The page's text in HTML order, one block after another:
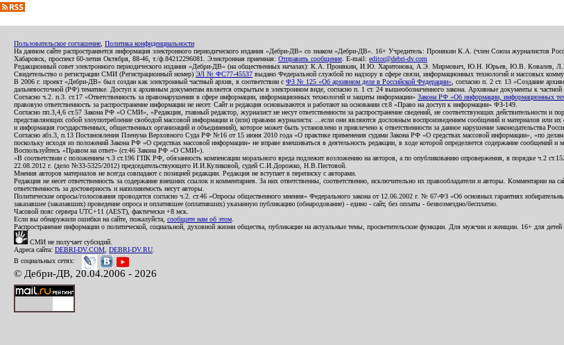
Пользовательское соглашение Политика конфиденциальности
На данном сайте распространяется информация электронного периодического издания «Дебри-ДВ» со знаком «Дебри-ДВ». 16+ Учредитель: Пронякин К.А. (член Союза журналистов
Хабаровск, проспект 60-летия Октября, 88-46, т./ф.84212296081. Электронная приемная: Отправить сообщение . E-mail: editor@debri-dv.com
Редакционный совет электронного периодического издания «Дебри-ДВ» (на общественных началах): К.А. Пронякин, И.Ю. Харитонова, А.Э. Мирмович, Ю.Н. Юрьев, Ю.В.
Свидетельство о регистрации СМИ (Регистрационный номер) ЭЛ № ФС77-45537 выдано Федеральной службой по надзору в сфере связи, информационных технологий и массовых
В 2006 г. проект «Дебри-ДВ» был создан как электронный частный архив, в соответствии с ФЗ № 125 «Об архивном деле в Российской Федерации» , согласно п. 2 ст. 13 «Создание
дальневосточной (РФ) тематике. Доступ к архивным документам является открытым в электронном виде, согласно п. 1 ст. 24 вышеобозначенного закона. Архивные документы к частной
Согласно ч.2. п.3. ст.17 «Ответственность за правонарушения в сфере информации, информационных технологий и защиты информации» Закона РФ «Об информации, информационных
правовую ответственность за распространение информации не несет. Сайт и редакция основываются и работают на основании ст.8 «Право на доступ к информации» ФЗ-149.
Согласно пп.3,4,6 ст.57 Закона РФ «О СМИ», «Редакция, главный редактор, журналист не несут ответственности за распространение сведений, не соответствующих действительности
представляющих собой злоупотребление свободой массовой информации и (или) правами журналиста: ...если они являются дословным воспроизведением сообщений и материалов или
и информация государственных, общественных организаций и объединений), которое может быть установлено и привлечено к ответственности за данное нарушение законодательства
Согласно абз.3, п.13 Постановления Пленума Верховного Суда РФ №16 от 15 июня 2010 года «О практике применения судами Закона РФ «О средствах массовой информации», «по
поскольку исходя из положений Закона РФ «О средствах массовой информации» не вправе вмешиваться в деятельность редакции, в ходе которой определяется содержание сообщений и
Воспользуйтесь «Правом на ответ» (ст.46 Закона РФ «О СМИ»).
«В соответствии с положением ч.3 ст.196 ГПК РФ, обязанность компенсации морального вреда подлежит возложению на авторов, а по опубликованию опровержения, в порядке ч.2
22.08.2012 г. (дело №33-5325/2012) председательствующего И.И.Куликовой, судей С.И.Дорожко, Н.В.Пестовой.
Мнения авторов материалов не всегда совпадают с позицией редакции. Редакция не вступает в переписку с авторами.
Редакция не несет ответственность за содержание внешних ссылок и комментариев. За них ответственны, соответственно, исключительно их правообладатели и авторы. Комментарии
ответственность за достоверность и наполняемость несут авторы.
Политические опросы/голосования проводятся согласно ч.2. ст.46 «Опросы общественного мнения» Федерального закона от 12.06.2002 г. № 67-ФЗ «Об основных гарантиях
заказавшее (заказавших) проведение опроса и оплатившее (оплативших) указанную публикацию (обнародование) - едино - сайт, без оплаты - безвозмездно/бесплатно.
Часовой пояс сервера UTC+11 (AEST), фактически +8 мск.
Если вы обнаружили ошибки на сайте, пожалуйста, сообщите нам об этом
Распространение информации о политической, социальной, духовной жизни общества, публикации на актуальные темы, просветительские функции. Для мужчин и женщин. 16+ для детей
СМИ не получает субсидий.
Адреса сайта: DEBRI-DV.COM DEBRI-DV.RU
В социальных сетях:
© Дебри-ДВ, 20.04.2006 - 2026